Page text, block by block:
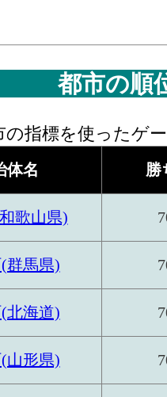
都市の順
指標を使ったゲ
体名 勝
歌山県)
群馬県)
北海道)
山形県)